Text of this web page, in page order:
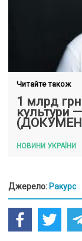
Читайте також
1 млрд
культури
НОВИНИ УКРАЇНИ
Джерело: Ракурс